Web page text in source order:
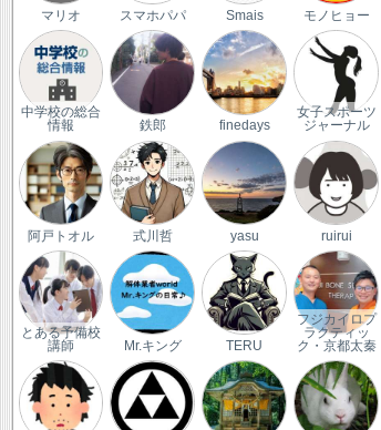
マリオ スマホパパ Smais モノヒョー
中学校の総合
情報
鉄郎 finedays
女子スポーツ
ジャーナル
阿戸トオル 式川哲 yasu ruirui
とある予備校
講師
Mr.キング TERU
フジカイロプ
ラクティッ
ク・京都太秦